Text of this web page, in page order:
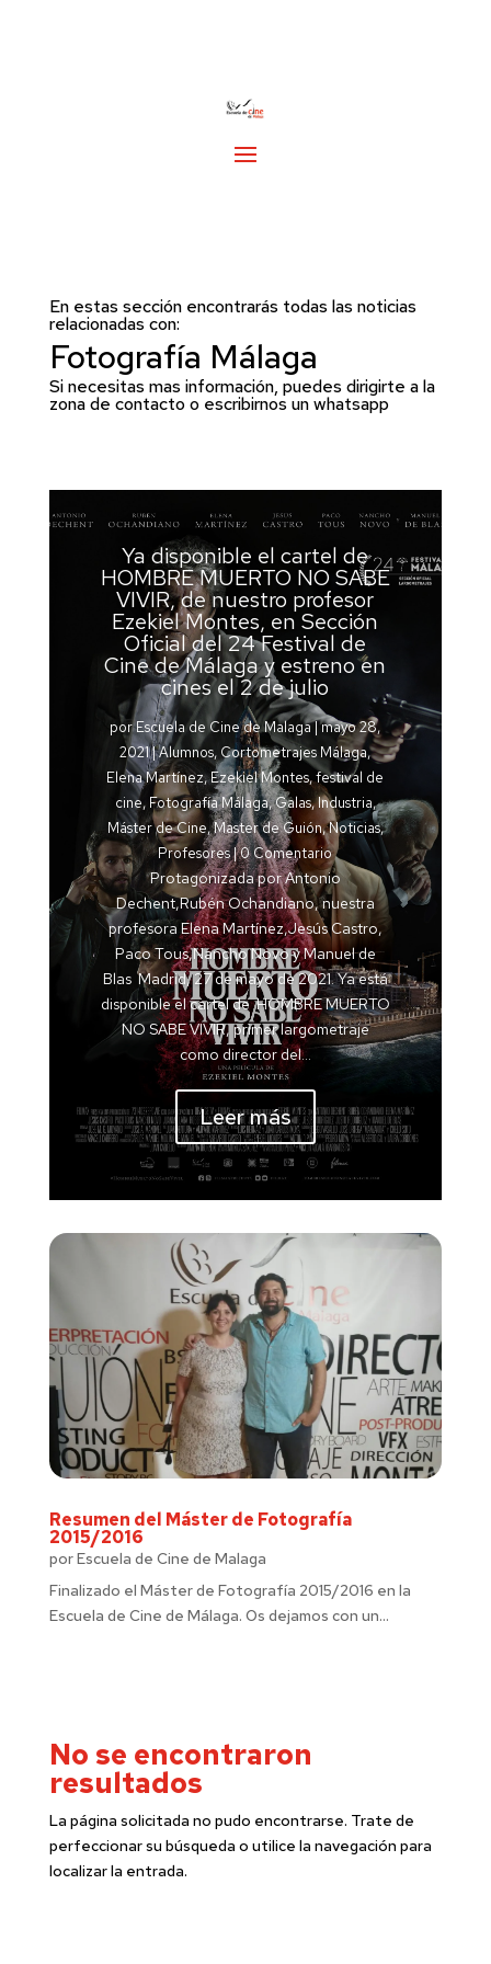
En estas sección encontrarás todas las noticias
relacionadas con:
Fotografía Málaga
Si necesitas mas información, puedes dirigirte a la
zona de contacto o escribirnos un whatsapp
Ya disponible el cartel de
HOMBRE MUERTO NO SABE
VIVIR, de nuestro profesor
Ezekiel Montes, en Sección
Oficial del 24 Festival de
Cine de Málaga y estreno en
cines el 2 de julio
porEscuela de Cine de Malaga|mayo 28,
2021|Alumnos, Cortometrajes Málaga,
Elena Martínez,Ezekiel Montes,festival de
cine, Fotografía Málaga,Galas,Industria,
Máster de Cine,Master de Guión,Noticias,
Profesores| 0 Comentario
Protagonizada por Antonio
Dechent,Rubén Ochandiano, nuestra
profesora Elena Martínez,Jesús Castro,
Paco Tous,Nancho Novo y Manuel de
Blas Madrid, 27 de mayo de 2021. Ya está
disponible el cartel de HOMBRE MUERTO
NO SABE VIVIR, primer largometraje
como director del...
Leer más
Resumen del Máster de Fotografía
2015/2016
porEscuela de Cine de Malaga
Finalizado el Máster de Fotografía 2015/2016 en la
Escuela de Cine de Málaga. Os dejamos con un...
No se encontraron
resultados
La página solicitada no pudo encontrarse. Trate de
perfeccionar su búsqueda o utilice la navegación para
localizar la entrada.